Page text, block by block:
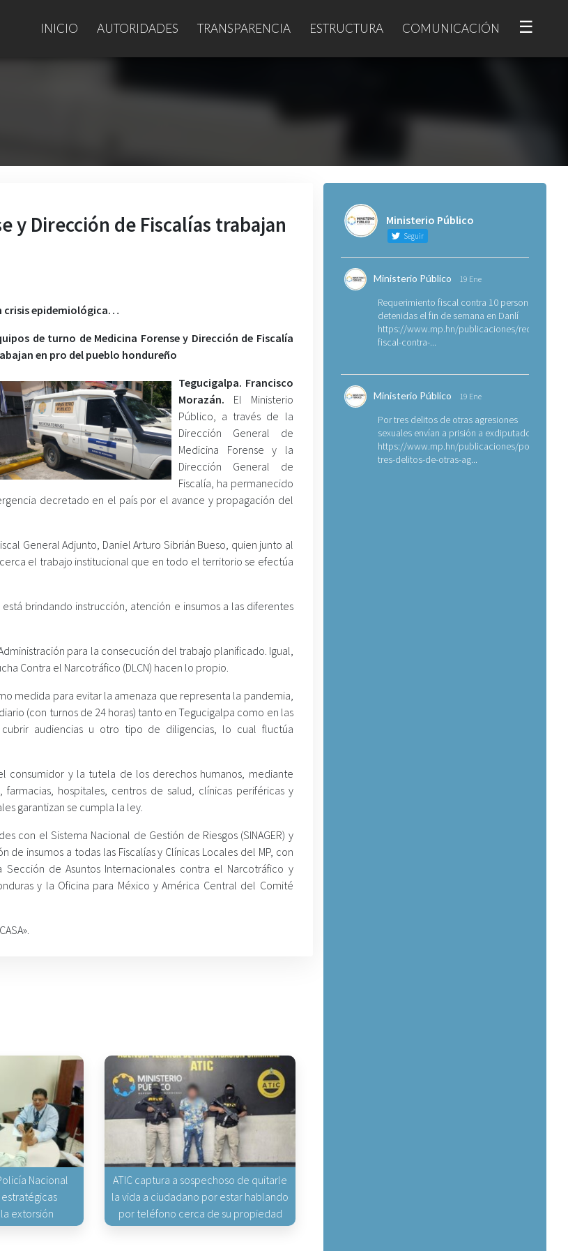
INICIO AUTORIDADES TRANSPARENCIA ESTRUCTURA COMUNICACIÓN ☰
y Dirección de Fiscalías trabajan
crisis epidemiológica…
de turno de Medicina Forense y Dirección de Fiscalía
en pro del pueblo hondureño
Tegucigalpa. Francisco
Morazán. El Ministerio
Público, a través de la
Dirección General de
Medicina Forense y la
Dirección General de
Fiscalía, ha permanecido
decretado en el país por el avance y propagación del
General Adjunto, Daniel Arturo Sibrián Bueso, quien junto al
el trabajo institucional que en todo el territorio se efectúa
brindando instrucción, atención e insumos a las diferentes
para la consecución del trabajo planificado. Igual,
Contra el Narcotráfico (DLCN) hacen lo propio.
medida para evitar la amenaza que representa la pandemia,
(con turnos de 24 horas) tanto en Tegucigalpa como en las
audiencias u otro tipo de diligencias, lo cual fluctúa
y la tutela de los derechos humanos, mediante
hospitales, centros de salud, clínicas periféricas y
garantizan se cumpla la ley.
con el Sistema Nacional de Gestión de Riesgos (SINAGER) y
insumos a todas las Fiscalías y Clínicas Locales del MP, con
Sección de Asuntos Internacionales contra el Narcotráfico y
y la Oficina para México y América Central del Comité
Nacional
extorsión
ATIC captura a sospechoso de quitarle
la vida a ciudadano por estar hablando
por teléfono cerca de su propiedad
Ministerio Público
Seguir
Ministerio Público 19 Ene
Requerimiento fiscal contra 10 personas
detenidas el fin de semana en Danlí
https://www.mp.hn/publicaciones/
fiscal-contra-...
Ministerio Público 19 Ene
Por tres delitos de otras agresiones
sexuales envían a prisión a exdiputado
https://www.mp.hn/publicaciones/por-
tres-delitos-de-otras-ag...